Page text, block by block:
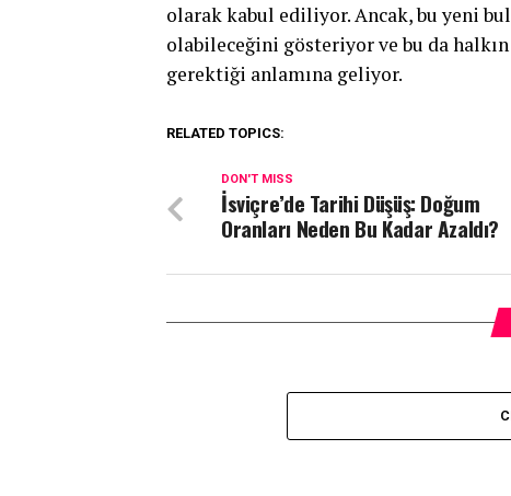
olarak kabul ediliyor. Ancak, bu yeni
olabileceğini gösteriyor ve bu da
gerektiği anlamına geliyor.
RELATED TOPICS:
DON'T MISS
İsviçre’de Tarihi Düşüş: Doğum
Oranları Neden Bu Kadar Azaldı?